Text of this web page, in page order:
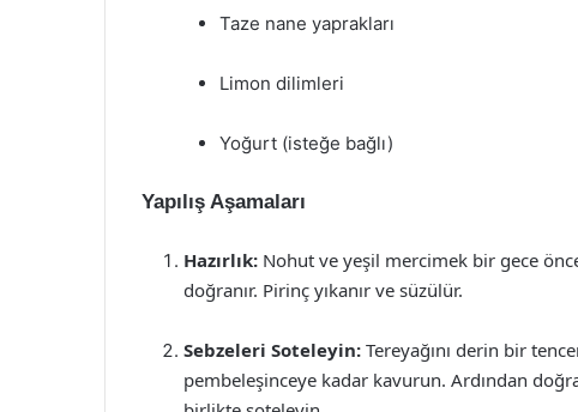
Taze nane yaprakları
Limon dilimleri
Yoğurt (isteğe bağlı)
Yapılış Aşamaları
Hazırlık: Nohut ve yeşil mercimek bir gece
doğranır. Pirinç yıkanır ve süzülür.
Sebzeleri Soteleyin: Tereyağını derin bir
pembeleşinceye kadar kavurun. Ardından